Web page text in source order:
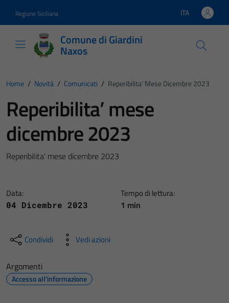
Regione Siciliana Lingua attiva:
ITA
Comune di Giardini
Naxos
Home / Novità / Comunicati / Reperibilita’ Mese Dicembre 2023
Reperibilita’ mese
dicembre 2023
Reperibilita' mese dicembre 2023
Data:
04 Dicembre 2023
Tempo di lettura:
1 min
Condividi Vedi azioni
Argomenti
Accesso all'informazione